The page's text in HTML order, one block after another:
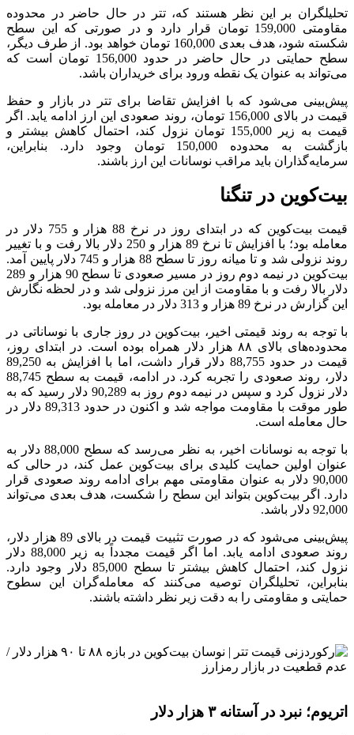
تحلیلگران بر این نظر هستند که، تتر در حال حاضر در محدوده
مقاومتی 159,000 تومان قرار دارد و در صورتی که این سطح
شکسته شود، هدف بعدی 160,000 تومان خواهد بود. از طرف دیگر،
سطح حمایتی در حال حاضر در حدود 156,000 تومان است که
می‌تواند به عنوان یک نقطه ورود برای خریداران باشد.
پیش‌بینی می‌شود که با افزایش تقاضا برای تتر در بازار و حفظ
قیمت در بالای 156,000 تومان، روند صعودی این ارز ادامه یابد. اگر
قیمت به زیر 155,000 تومان نزول کند، احتمال کاهش بیشتر و
بازگشت به محدوده 150,000 تومان وجود دارد. بنابراین،
سرمایه‌گذاران باید مراقب نوسانات این ارز باشند.
بیت‌کوین در تنگنا
قیمت بیت‌کوین که در ابتدای روز در نرخ 88 هزار و 755 دلار در
معامله بود؛ با افزایش تا نرخ 89 هزار و 250 دلار بالا رفت و با تغییر
روند نزولی شد و تا میانه روز تا سطح 88 هزار و 745 دلار پایین آمد.
بیت‌کوین در نیمه دوم روز در مسیر صعودی تا سطح 90 هزار و 289
دلار بالا رفت و با مقاومت از این مرز نزولی شد و در لحظه نگارش
این گزارش در نرخ 89 هزار و 313 دلار در معامله بود.
با توجه به روند قیمتی اخیر، بیت‌کوین در روز جاری با نوساناتی در
محدوده‌های بالای ۸۸ هزار دلار همراه بوده است. در ابتدای روز،
قیمت در حدود 88,755 دلار قرار داشت، اما با افزایش به 89,250
دلار، روند صعودی را تجربه کرد. در ادامه، قیمت به سطح 88,745
دلار نزول کرد و سپس در نیمه دوم روز به 90,289 دلار رسید که به
طور موقت با مقاومت مواجه شد و اکنون در حدود 89,313 دلار در
حال معامله است.
با توجه به نوسانات اخیر، به نظر می‌رسد که سطح 88,000 دلار به
عنوان اولین حمایت کلیدی برای بیت‌کوین عمل کند، در حالی که
90,000 دلار به عنوان مقاومتی مهم برای ادامه روند صعودی قرار
دارد. اگر بیت‌کوین بتواند این سطح را شکست، هدف بعدی می‌تواند
92,000 دلار باشد.
پیش‌بینی می‌شود که در صورت تثبیت قیمت در بالای 89 هزار دلار،
روند صعودی ادامه یابد. اما اگر قیمت مجدداً به زیر 88,000 دلار
نزول کند، احتمال کاهش بیشتر تا سطح 85,000 دلار وجود دارد.
بنابراین، تحلیلگران توصیه می‌کنند که معامله‌گران این سطوح
حمایتی و مقاومتی را به دقت زیر نظر داشته باشند.
اتریوم؛ نبرد در آستانه ۳ هزار دلار